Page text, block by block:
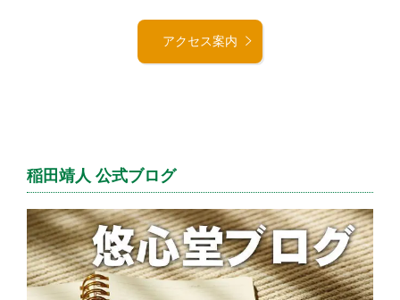
アクセス案内
稲田靖人 公式ブログ